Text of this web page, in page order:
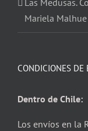
Las Medusas.
Mariela
CONDICIONES DE
Dentro de Chile:
Los envíos en la